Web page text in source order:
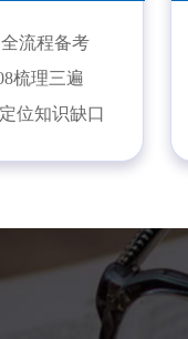
流程备考
梳理三遍
位知识缺口